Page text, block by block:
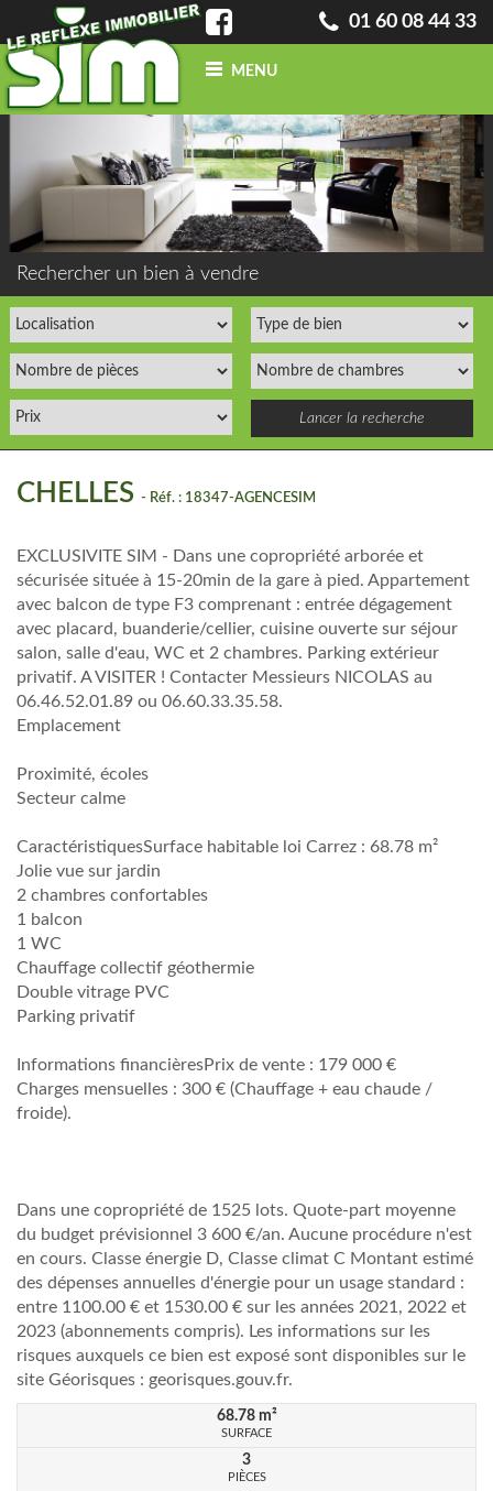
01 60 08 44 33
MENU
ACCUEIL
QUI SOMMES-NOUS ?
INFO
BLOG
CONTACT
ACHETERUN BIEN
VENDRE
CONFIEZ-NOUSVOTRE
RECHERCHE
ESTIMATIONGRATUITE
NOS BIENSVENDUS
Rechercher un bien à vendre
CHELLES - Réf. : 18347-AGENCESIM
EXCLUSIVITE SIM - Dans une copropriété arborée et
sécurisée située à 15-20min de la gare à pied. Appartement
avec balcon de type F3 comprenant : entrée dégagement
avec placard, buanderie/cellier, cuisine ouverte sur séjour
salon, salle d'eau, WC et 2 chambres. Parking extérieur
privatif. A VISITER ! Contacter Messieurs NICOLAS au
06.46.52.01.89 ou 06.60.33.35.58.
Emplacement
Proximité, écoles
Secteur calme
CaractéristiquesSurface habitable loi Carrez : 68.78 m²
Jolie vue sur jardin
2 chambres confortables
1 balcon
1 WC
Chauffage collectif géothermie
Double vitrage PVC
Parking privatif
Informations financièresPrix de vente : 179 000 €
Charges mensuelles : 300 € (Chauffage + eau chaude /
froide).
Dans une copropriété de 1525 lots. Quote-part moyenne
du budget prévisionnel 3 600 €/an. Aucune procédure n'est
en cours. Classe énergie D, Classe climat C Montant estimé
des dépenses annuelles d'énergie pour un usage standard :
entre 1100.00 € et 1530.00 € sur les années 2021, 2022 et
2023 (abonnements compris). Les informations sur les
risques auxquels ce bien est exposé sont disponibles sur le
site Géorisques : georisques.gouv.fr.
68.78m²
SURFACE
3
PIÈCES